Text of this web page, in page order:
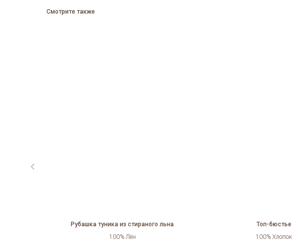
Смотрите также
Рубашка туника из стираного льна
100% Лён
Топ-бюстье
100% Хлопок